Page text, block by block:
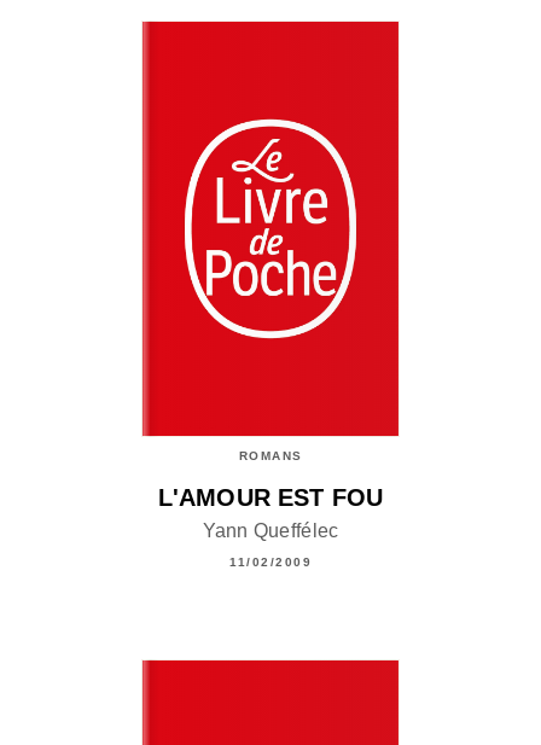
ROMANS
L'AMOUR EST FOU
Yann Queffélec
11/02/2009